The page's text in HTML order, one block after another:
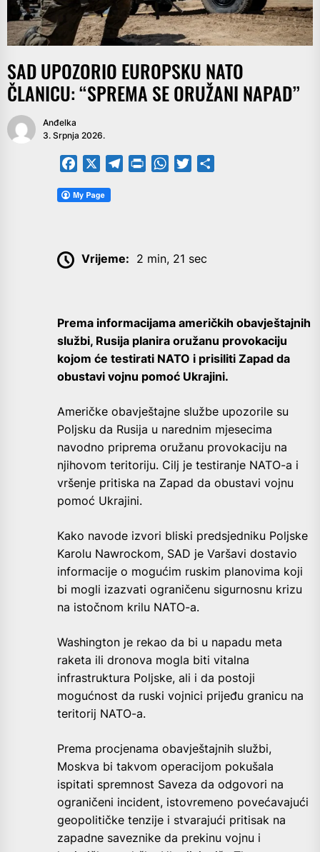
SAD UPOZORIO EUROPSKU NATO
ČLANICU: “SPREMA SE ORUŽANI NAPAD”
Anđelka
3. Srpnja 2026.
Facebook TelegramPrintFriendly
WhatsApp
Twitter
Vrijeme: 2 min, 21 sec
Prema informacijama američkih obavještajnih
službi, Rusija planira oružanu provokaciju
kojom će testirati NATO i prisiliti Zapad da
obustavi vojnu pomoć Ukrajini.
Američke obavještajne službe upozorile su
Poljsku da Rusija u narednim mjesecima
navodno priprema oružanu provokaciju na
njihovom teritoriju. Cilj je testiranje NATO-a i
vršenje pritiska na Zapad da obustavi vojnu
pomoć Ukrajini.
Kako navode izvori bliski predsjedniku Poljske
Karolu Nawrockom, SAD je Varšavi dostavio
informacije o mogućim ruskim planovima koji
bi mogli izazvati ograničenu sigurnosnu krizu
na istočnom krilu NATO-a.
Washington je rekao da bi u napadu meta
raketa ili dronova mogla biti vitalna
infrastruktura Poljske, ali i da postoji
mogućnost da ruski vojnici prijeđu granicu na
teritorij NATO-a.
Prema procjenama obavještajnih službi,
Moskva bi takvom operacijom pokušala
ispitati spremnost Saveza da odgovori na
ograničeni incident, istovremeno povećavajući
geopolitičke tenzije i stvarajući pritisak na
zapadne saveznike da prekinu vojnu i